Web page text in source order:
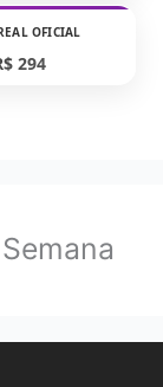
OFICIAL
294